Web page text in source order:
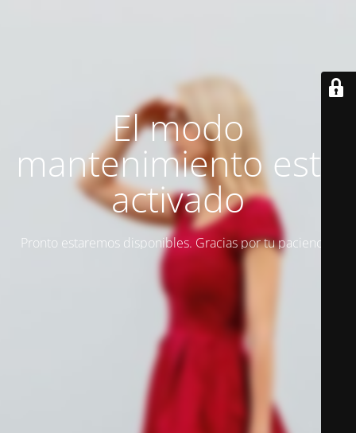
El modo
mantenimiento está
activado
Pronto estaremos disponibles. Gracias por tu paciencia.